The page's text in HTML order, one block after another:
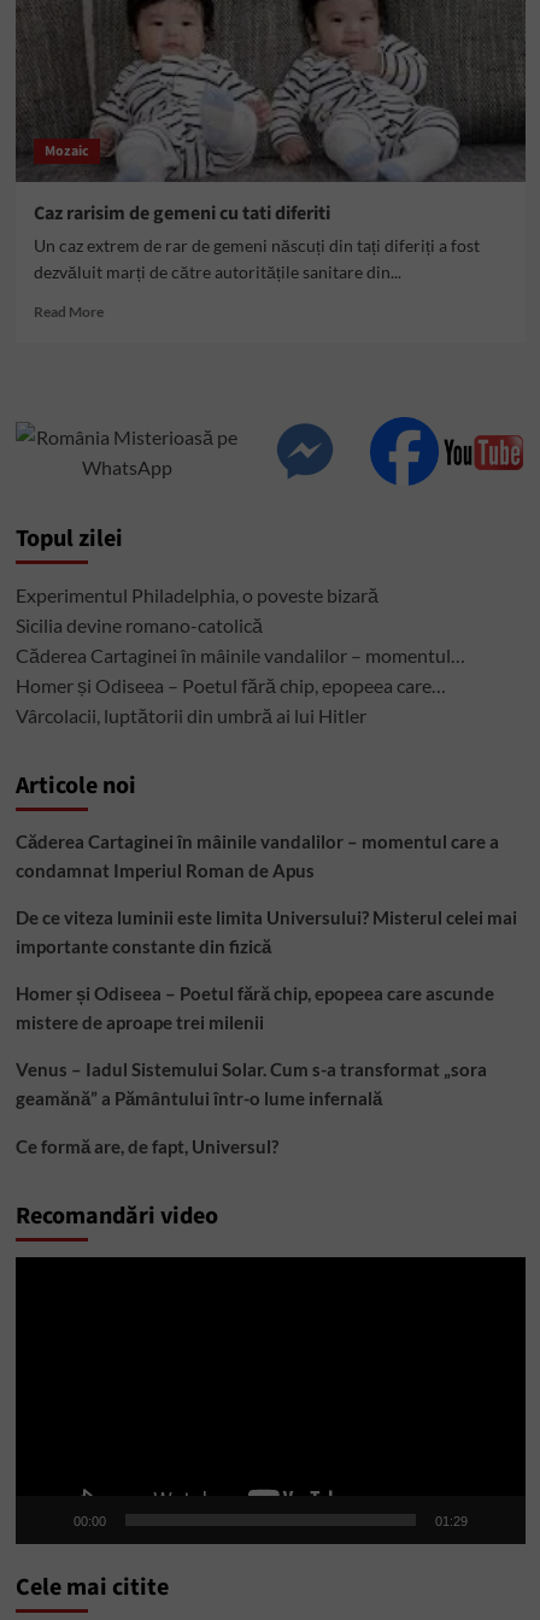
Mozaic
Caz rarisim de gemeni cu tati diferiti
Un caz extrem de rar de gemeni născuți din tați diferiți a fost
dezvăluit marți de către autoritățile sanitare din...
Read MoreRead
gemeni
cu
Topul zilei
Experimentul Philadelphia, o poveste bizară
Sicilia devine romano-catolică
Căderea Cartaginei în mâinile vandalilor – momentul…
Homer și Odiseea – Poetul fără chip, epopeea care…
Vârcolacii, luptătorii din umbră ai lui Hitler
Articole noi
Căderea Cartaginei în mâinile vandalilor – momentul care a
condamnat Imperiul Roman de Apus
De ce viteza luminii este limita Universului? Misterul celei mai
importante constante din fizică
Homer și Odiseea – Poetul fără chip, epopeea care ascunde
mistere de aproape trei milenii
Venus – Iadul Sistemului Solar. Cum s-a transformat „sora
geamănă” a Pământului într-o lume infernală
Ce formă are, de fapt, Universul?
Recomandări video
00:00 01:29
Cele mai citite